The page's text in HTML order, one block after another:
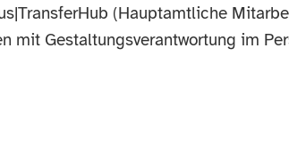
(Hauptamtliche
mit Gestaltungsverantwortung im